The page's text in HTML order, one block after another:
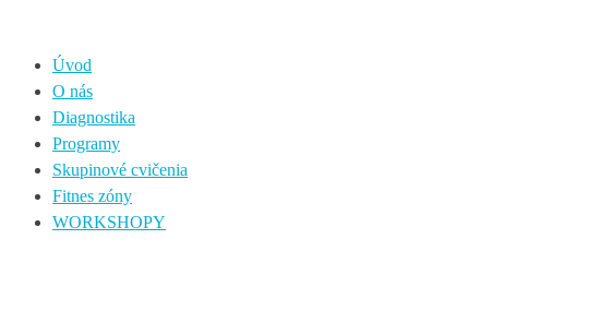
Úvod
O nás
Diagnostika
Programy
Skupinové cvičenia
Fitnes zóny
WORKSHOPY